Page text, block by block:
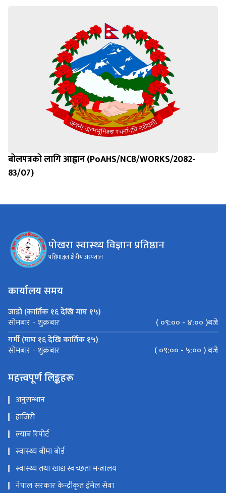
बोलपत्रको लागि आह्वान (PoAHS/NCB/WORKS/2082-
83/07)
पोखरा स्वास्थ्य विज्ञान प्रतिष्ठान
पश्चिमाञ्चल क्षेत्रीय अस्पताल
कार्यालय समय
जाडो (कार्तिक १६ देखि माघ १५)
सोमबार - शुक्रबार
( ०९:०० - ४:०० )बजे
गर्मी (माघ १६ देखि कार्तिक १५)
सोमबार - शुक्रबार ( ०९:०० - ५:०० ) बजे
महत्त्वपूर्ण लिङ्कहरू
अनुसन्धान
हाजिरी
ल्याब रिपोर्ट
स्वास्थ्य बीमा बाेर्ड
स्वास्थ्य तथा खाद्य स्वच्छता मन्त्रालय
नेपाल सरकार केन्द्रीकृत ईमेल सेवा